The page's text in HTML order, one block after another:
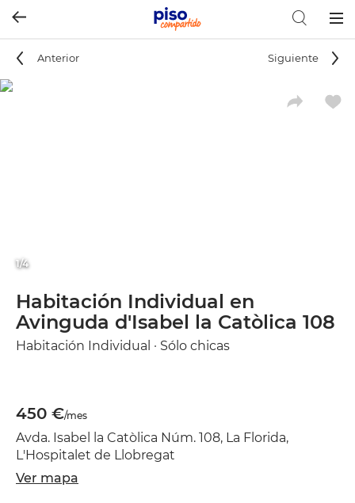
Anterior Siguiente
1/4
Habitación Individual en
Avinguda d'Isabel la Catòlica 108
Habitación Individual · Sólo chicas
450 €/mes
Avda. Isabel la Catòlica Núm. 108, La Florida,
L'Hospitalet de Llobregat
Ver mapa